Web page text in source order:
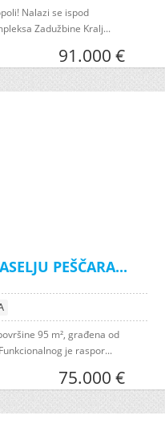
Nalazi se ispod
Zadužbine Kralj...
91.000 €
PEŠČARA...
95 m², građena od
je raspor...
75.000 €